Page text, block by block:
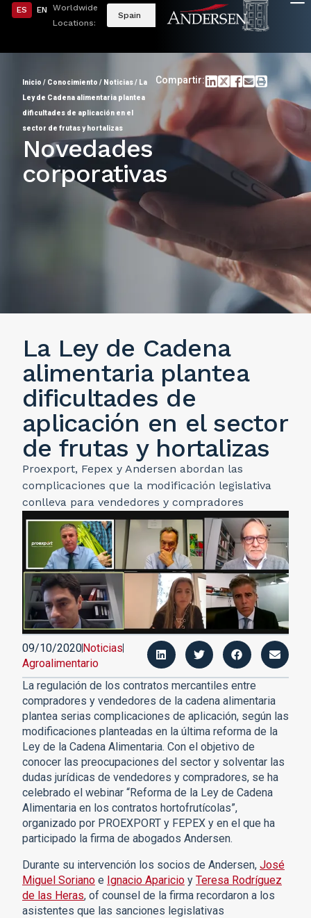
ES EN
Worldwide
Locations:
Spain
Inicio / Conocimiento / Noticias/ La
Ley de Cadena alimentaria plantea
dificultades de aplicación en el
sector de frutas y hortalizas
Compartir:
Novedades
corporativas
La Ley de Cadena
alimentaria plantea
dificultades de
aplicación en el sector
de frutas y hortalizas
Proexport, Fepex y Andersen abordan las
complicaciones que la modificación legislativa
conlleva para vendedores y compradores
09/10/2020Noticias
Agroalimentario
La regulación de los contratos mercantiles entre
compradores y vendedores de la cadena alimentaria
plantea serias complicaciones de aplicación, según las
modificaciones planteadas en la última reforma de la
Ley de la Cadena Alimentaria. Con el objetivo de
conocer las preocupaciones del sector y solventar las
dudas jurídicas de vendedores y compradores, se ha
celebrado el webinar “Reforma de la Ley de Cadena
Alimentaria en los contratos hortofrutícolas”,
organizado por PROEXPORT y FEPEX y en el que ha
participado la firma de abogados Andersen.
Durante su intervención los socios de Andersen, José
Miguel Soriano e Ignacio Aparicio y Teresa Rodríguez
de las Heras, of counsel de la firma recordaron a los
asistentes que las sanciones legislativas